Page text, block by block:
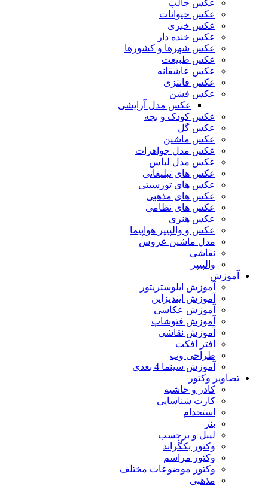
عکس جالب
عکس حیوانات
عکس خبری
عکس خنده دار
عکس شهرها و کشورها
عکس طبیعت
عکس عاشقانه
عکس فانتزی
عکس فشن
عکس مدل آرایشی
عکس کودک و بچه
عکس گل
عکس ماشین
عکس مدل جواهرات
عکس مدل لباس
عکس های تبلیغاتی
عکس های تورسیتی
عکس های مذهبی
عکس های نظامی
عکس هنری
عکس و والپیپر هواپیما
مدل ماشین عروس
نقاشی
والپیپر
آموزش
آموزش ایلوستریتور
آموزش ایندیزاین
آموزش عکاسی
آموزش فتوشاپ
آموزش نقاشی
افتر افکت
طراحی وب
آموزش سینما 4 بعدی
تصاویر وکتور
کادر و حاشیه
کارت شناسایی
استخدام
بنر
لیبل و برچسب
وکتور بکگراند
وکتور مراسم
وکتور موضوعات مختلف
مذهبی